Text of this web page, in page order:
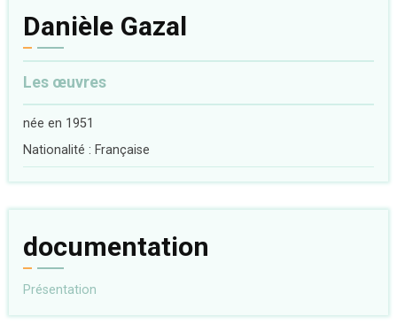
Danièle Gazal
Les œuvres
née en 1951
Nationalité : Française
documentation
Présentation